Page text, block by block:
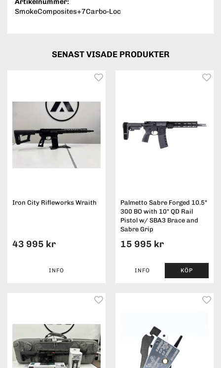
SmokeComposites+7Carbo-Loc
SENAST VISADE PRODUKTER
Iron City Rifleworks Wraith
43 995 kr
INFO
Palmetto Sabre Forged 10.5"
300 BO with 10" QD Rail
Pistol w/ SBA3 Brace and
Sabre Grip
15 995 kr
INFO KÖP